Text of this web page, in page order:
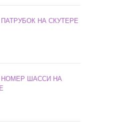
НА СКУТЕРЕ
НОМЕР ШАССИ НА